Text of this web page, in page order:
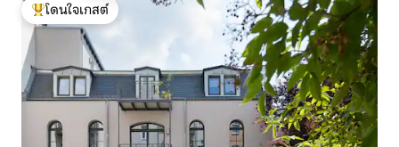
โดนใจเกสต์ที่สุด
โดนใจเกสต์